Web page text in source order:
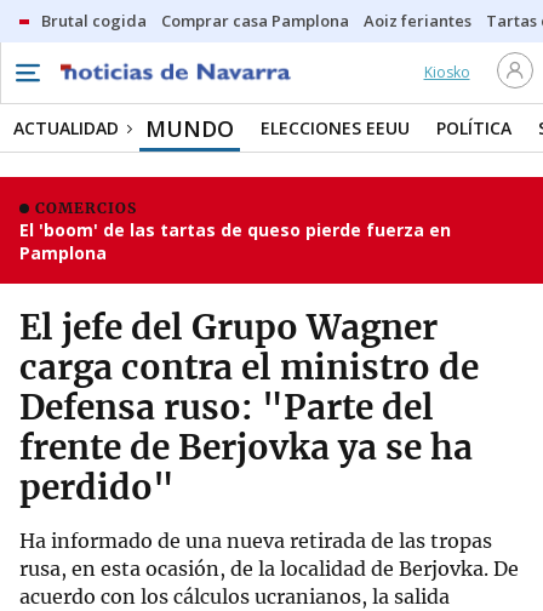
Brutal cogida Comprar casa Pamplona Aoiz feriantes Tartas
Kiosko
ACTUALIDAD MUNDO ELECCIONES EEUU POLÍTICA
COMERCIOS
El 'boom' de las tartas de queso pierde fuerza en
Pamplona
El jefe del Grupo Wagner
carga contra el ministro de
Defensa ruso: "Parte del
frente de Berjovka ya se ha
perdido"
Ha informado de una nueva retirada de las tropas
rusa, en esta ocasión, de la localidad de Berjovka. De
acuerdo con los cálculos ucranianos, la salida